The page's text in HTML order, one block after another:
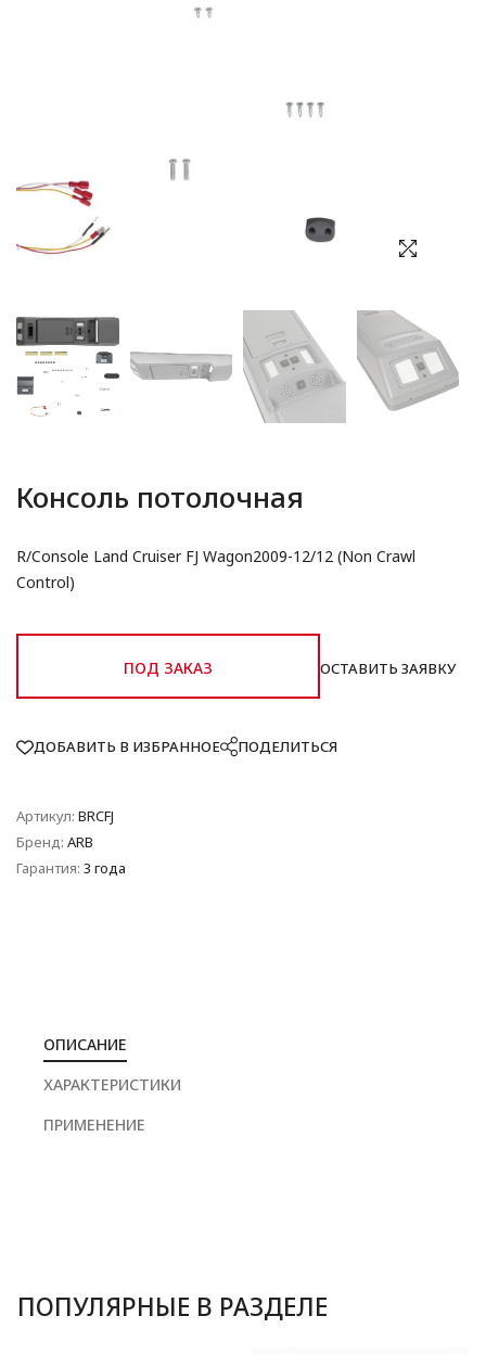
Консоль потолочная
R/Console Land Cruiser FJ Wagon2009-12/12 (Non Crawl
Control)
ПОД ЗАКАЗ ОСТАВИТЬ ЗАЯВКУ
ДОБАВИТЬ В ИЗБРАННОЕ ПОДЕЛИТЬСЯ
Артикул: BRCFJ
Бренд: ARB
Гарантия: 3 года
ОПИСАНИЕ
ХАРАКТЕРИСТИКИ
ПРИМЕНЕНИЕ
ПОПУЛЯРНЫЕ В РАЗДЕЛЕ